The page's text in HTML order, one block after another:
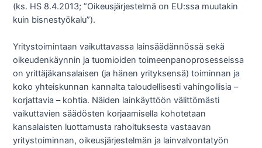
(ks. HS 8.4.2013; ”Oikeusjärjestelmä on EU:ssa muutakin
kuin bisnestyökalu”).
Yritystoimintaan vaikuttavassa lainsäädännössä sekä
oikeudenkäynnin ja tuomioiden toimeenpanoprosesseissa
on yrittäjäkansalaisen (ja hänen yrityksensä) toiminnan ja
koko yhteiskunnan kannalta taloudellisesti vahingollisia –
korjattavia – kohtia. Näiden lainkäyttöön välittömästi
vaikuttavien säädösten korjaamisella kohotetaan
kansalaisten luottamusta rahoituksesta vastaavan
yritystoiminnan, oikeusjärjestelmän ja lainvalvontatyön